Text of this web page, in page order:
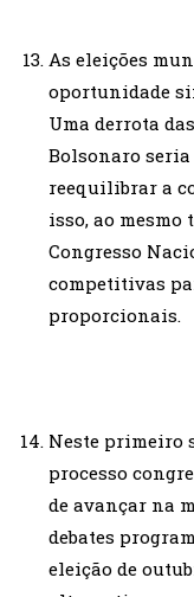
As eleições
oportunidade
Uma derrota
Bolsonaro
reequilibrar a
isso, ao mesmo
Congresso
competitivas
proporcionais.
Neste primeiro
processo
de avançar na
debates
eleição de